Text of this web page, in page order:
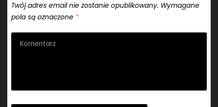
Twój adres email nie zostanie opublikowany. Wymagane
pola są oznaczone *